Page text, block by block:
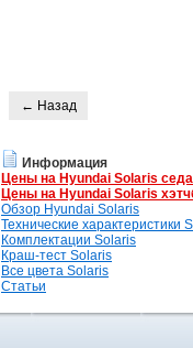
← Назад
Информация
Цены на Hyundai Solaris
Цены на Hyundai Solaris
Обзор Hyundai Solaris
Технические характеристики
Комплектации Solaris
Краш-тест Solaris
Все цвета Solaris
Статьи